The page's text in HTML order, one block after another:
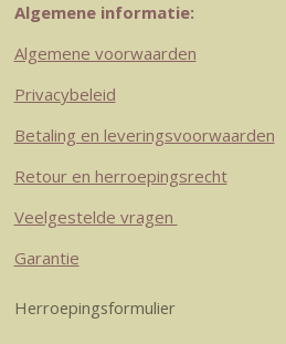
Algemene informatie:
Algemene voorwaarden
Privacybeleid
Betaling en leveringsvoorwaarden
Retour en herroepingsrecht
Veelgestelde vragen
Garantie
Herroepingsformulier